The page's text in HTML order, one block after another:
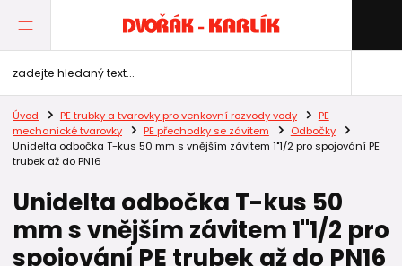
Úvod PE trubky a tvarovky pro venkovní rozvody vody
PE
mechanické tvarovky
PE přechodky se závitem
Odbočky
Unidelta odbočka T-kus 50 mm s vnějším závitem 1"1/2 pro spojování PE
trubek až do PN16
Unidelta odbočka T-kus 50
mm s vnějším závitem 1"1/2 pro
spojování PE trubek až do PN16